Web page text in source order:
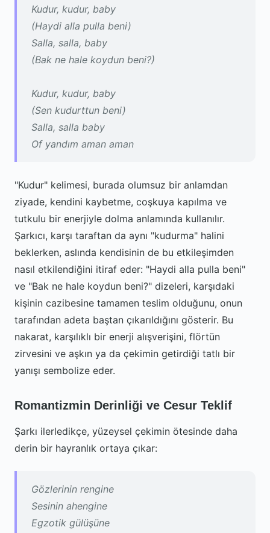
Kudur, kudur, baby
(Haydi alla pulla beni)
Salla, salla, baby
(Bak ne hale koydun beni?)
Kudur, kudur, baby
(Sen kudurttun beni)
Salla, salla baby
Of yandım aman aman
"Kudur" kelimesi, burada olumsuz bir anlamdan
ziyade, kendini kaybetme, coşkuya kapılma ve
tutkulu bir enerjiyle dolma anlamında kullanılır.
Şarkıcı, karşı taraftan da aynı "kudurma" halini
beklerken, aslında kendisinin de bu etkileşimden
nasıl etkilendiğini itiraf eder: "Haydi alla pulla beni"
ve "Bak ne hale koydun beni?" dizeleri, karşıdaki
kişinin cazibesine tamamen teslim olduğunu, onun
tarafından adeta baştan çıkarıldığını gösterir. Bu
nakarat, karşılıklı bir enerji alışverişini, flörtün
zirvesini ve aşkın ya da çekimin getirdiği tatlı bir
yanışı sembolize eder.
Romantizmin Derinliği ve Cesur Teklif
Şarkı ilerledikçe, yüzeysel çekimin ötesinde daha
derin bir hayranlık ortaya çıkar:
Gözlerinin rengine
Sesinin ahengine
Egzotik gülüşüne